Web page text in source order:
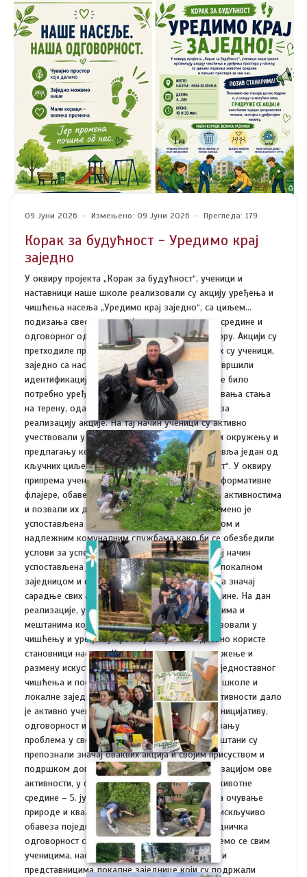
09 Јуни 2026 Измењено: 09 Јуни 2026 Прегледа: 179
Корак за будућност - Уредимо крај
заједно
У оквиру пројекта „Корак за будућност“, ученици и
наставници наше школе реализовали су акцију уређења и
чишћења насеља „Уредимо крај заједно“, са циљем
подизања свести о значају очувања животне средине и
одговорног односа према заједничком простору. Акцији су
претходиле припремне активности током којих су ученици,
заједно са наставницима, обишли насеље и извршили
идентификацију и мапирање локација којима је било
потребно уређење и чишћење. Након сагледавања стања
на терену, одабране су приоритетне локације за
реализацију акције. На тај начин ученици су активно
учествовали у препознавању проблема у свом окружењу и
предлагању конкретних решења, што представља један од
кључних циљева пројекта „Корак за будућност“. У оквиру
припрема ученици су израдили и поделили информативне
флајере, обавестили становнике о планираним активностима
и позвали их да подрже иницијативу. Истовремено је
успостављена сарадња са локалном заједницом и
надлежним комуналним службама како би се обезбедили
услови за успешну реализацију акције. На овај начин
успостављена је непосредна комуникација са локалном
заједницом и створена прилика да се укаже на значај
сарадње свих актера у очувању животне средине. На дан
реализације, ученици су, заједно са наставницима и
мештанима који су се одазвали позиву, учествовали у
чишћењу и уређењу простора који свакодневно користе
становници насеља. Кроз заједнички рад, дружење и
размену искустава, акција је прерасла оквире једноставног
чишћења и постала пример успешне сарадње школе и
локалне заједнице. Посебну вредност овој активности дало
је активно учешће ученика који су показали иницијативу,
одговорност и спремност да допринесу решавању
проблема у свом окружењу. Истовремено, мештани су
препознали значај оваквих акција и својим присуством и
подршком допринели њиховом успеху. Реализацијом ове
активности, у сусрет Светском дану заштите животне
средине – 5. јуну, послата је снажна порука да очување
природе и квалитета животног простора није искључиво
обавеза појединаца или институција, већ заједничка
одговорност свих чланова друштва. Захваљујемо се свим
ученицима, наставницима, мештанима насеља и
представницима локалне заједнице који су подржали